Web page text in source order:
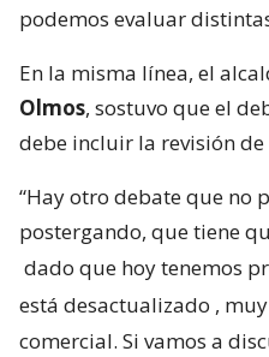
podemos evaluar
En la misma línea, el
Olmos, sostuvo que el
debe incluir la revisión de
“Hay otro debate que no
postergando, que tiene
dado que hoy tenemos
está desactualizado ,
comercial. Si vamos a